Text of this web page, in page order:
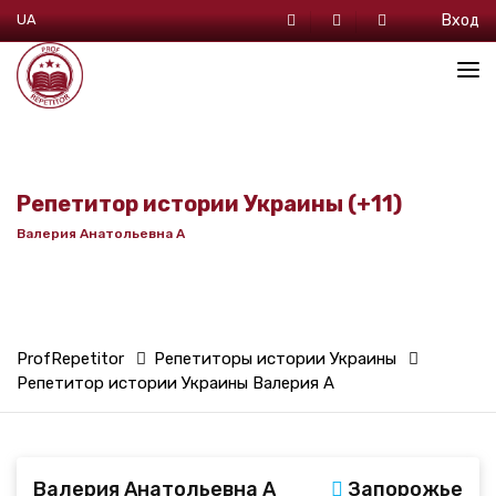
UA Вход
Репетитор истории Украины (+11)
Валерия Анатольевна А
ProfRepetitor
Репетиторы истории Украины
Репетитор истории Украины Валерия А
ProfRepetitor
Репетиторы по риторике
Репетитор всемирной истории Валерия А
Валерия Анатольевна А Запорожье